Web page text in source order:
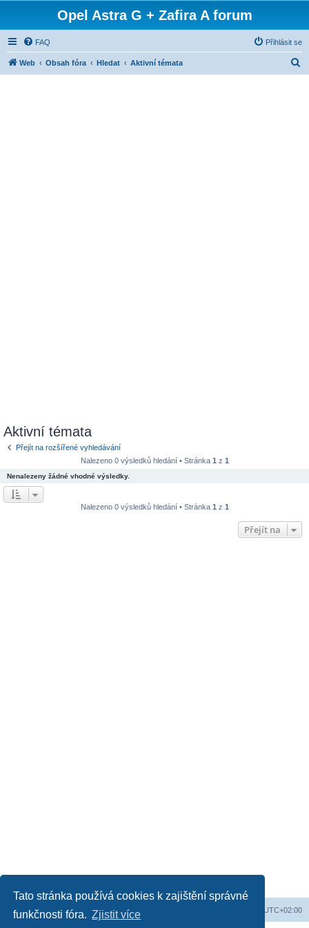
Tato stránka používá cookies k zajištění správné
funkčnosti fóra. Zjistit více
Opel Astra G + Zafira A forum
FAQ Přihlásit se
Web Obsah fóra Hledat Aktivní témata
Aktivní témata
Přejít na rozšířené vyhledávání
Nalezeno 0 výsledků hledání • Stránka 1 z 1
Nenalezeny žádné vhodné výsledky.
Nalezeno 0 výsledků hledání • Stránka 1 z 1
Přejít na
Web Obsah fóra UTC+02:00